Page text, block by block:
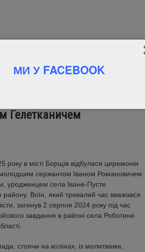
Гелетканичем
року в місті Борщів відбулася церемонія
сержантом Іваном Романовичем
уродженцем села Іване-Пусте
району. Воїн, який тривалий час вважався
загинув 2 серпня 2024 року під час
завдання в районі села Роботине
стоячи на колінах, із молитвами,
МИ У FACEBOOK